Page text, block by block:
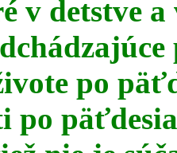
v detstve
po
po